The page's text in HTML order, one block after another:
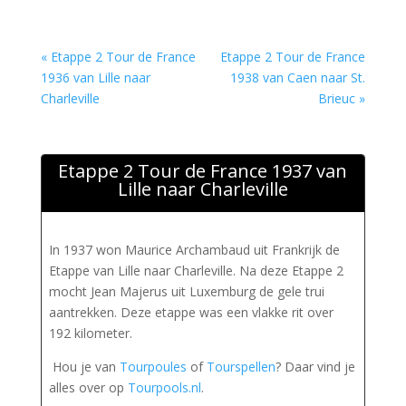
« Etappe 2 Tour de France
1936 van Lille naar
Charleville
Etappe 2 Tour de France
1938 van Caen naar St.
Brieuc »
Etappe 2 Tour de France 1937 van
Lille naar Charleville
In 1937 won Maurice Archambaud uit Frankrijk de
Etappe van Lille naar Charleville. Na deze Etappe 2
mocht Jean Majerus uit Luxemburg de gele trui
aantrekken. Deze etappe was een vlakke rit over
192 kilometer.
Hou je van Tourpoules of Tourspellen? Daar vind je
alles over op Tourpools.nl.